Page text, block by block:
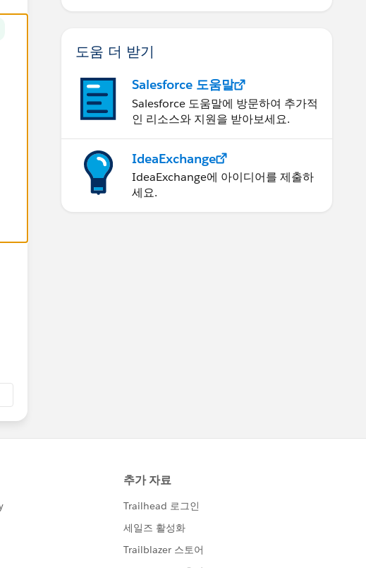
도움 더 받기
Salesforce 도움말
Salesforce 도움말에 방문하여 추가적
인 리소스와 지원을 받아보세요.
IdeaExchange
IdeaExchange에 아이디어를 제출하
세요.